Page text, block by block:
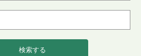
検索する